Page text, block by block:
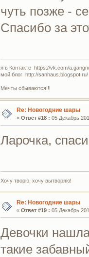
чуть позже -
Спасибо за
я в Контакте https://vk.com/
мой блог http://sanhaus.blogspot.ru/
Мечты сбываются!!!
Re: Новогодние шары
« Ответ #18 : 05 Декабрь
Ларочка,
Хочу творю, хочу вытворяю!
Re: Новогодние шары
« Ответ #19 : 05 Декабрь
Девочки
такие